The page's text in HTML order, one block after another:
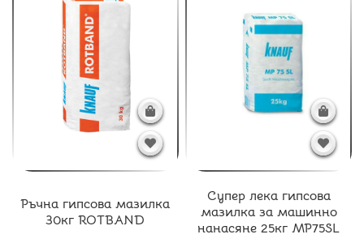
Ръчна гипсова мазилка
30кг ROTBAND
Супер лека гипсова
мазилка за машинно
нанасяне 25кг MP75SL